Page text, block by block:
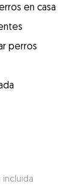
en casa
perros
incluida